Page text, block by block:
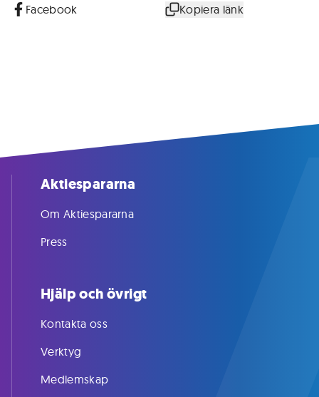
Facebook Kopiera länk
Aktiespararna
Om Aktiespararna
Press
Hjälp och övrigt
Kontakta oss
Verktyg
Medlemskap